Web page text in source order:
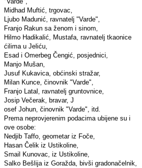
Midhad Muftić, trgovac,
Ljubo Madunić, ravnatelj "Varde",
Franjo Rakun sa ženom i sinom,
Hilmo Hadikalić, Mustafa, ravnatelj tkaonice
ćilima u Jeliću,
Esad i Omerbeg Čengić, posjednici,
Manjo Mušan,
Jusuf Kukavica, obćinski stražar,
Milan Kunce, činovnik "Varde",
Franjo Latal, ravnatelj gruntovnice,
Josip Večerak, bravar, J
osef Johun, činovnik "Varde", itd.
Prema neprovjerenim podacima ubijene su i
ove osobe:
Nedjib Taffo, geometar iz Foče,
Hasan Čelik iz Ustikoline,
Smail Kunovac, iz Ustikoline,
Salko Bešlija iz Goražda, bivši gradonačelnik,